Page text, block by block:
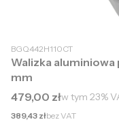
BGQ442H110CT
Walizka
mm
Cena brutto
479,00 złw tym 23%
Cena netto
389,43 złbez VAT